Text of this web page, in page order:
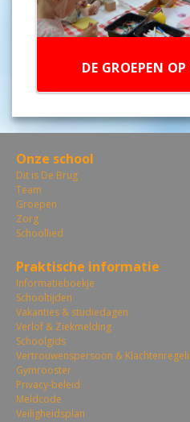
DE GROEPEN
Onze school
Dit is De Brug
Team
Groepen
Zorg
Schoollied
Praktische informatie
Informatieboekje
Schooltijden
Vakanties & studiedagen
Verlof & Ziekmelding
Schoolgids
Vertrouwenspersoon &
Gymrooster
Privacy-beleid
Meldcode
Veiligheidsplan